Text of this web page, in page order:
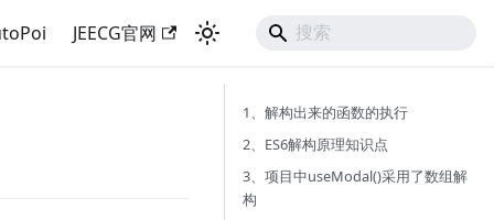
JEECG官网
1、解构出来的函数的执行
2、ES6解构原理知识点
3、项目中useModal()采用了数组解
构